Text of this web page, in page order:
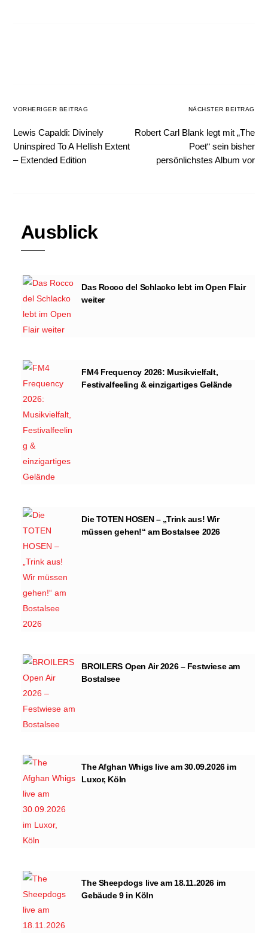
VORHERIGER BEITRAG
Lewis Capaldi: Divinely
Uninspired To A Hellish Extent
– Extended Edition
NÄCHSTER BEITRAG
Robert Carl Blank legt mit „The
Poet“ sein bisher
persönlichstes Album vor
Ausblick
Das Rocco del Schlacko lebt im Open Flair
weiter
FM4 Frequency 2026: Musikvielfalt,
Festivalfeeling & einzigartiges Gelände
Die TOTEN HOSEN – „Trink aus! Wir
müssen gehen!“ am Bostalsee 2026
BROILERS Open Air 2026 – Festwiese am
Bostalsee
The Afghan Whigs live am 30.09.2026 im
Luxor, Köln
The Sheepdogs live am 18.11.2026 im
Gebäude 9 in Köln